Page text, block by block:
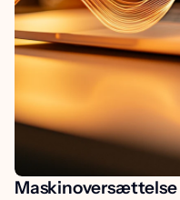
Maskinoversættelse